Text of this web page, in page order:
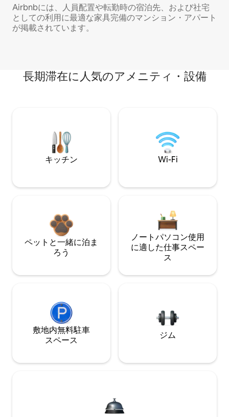
Airbnbには、人員配置や転勤時の宿泊先、および社宅
としての利用に最適な家具完備のマンション・アパート
が掲載されています。
長期滞在に人気のアメニティ・設備
キッチン Wi-Fi
ペットと一緒に泊ま
ろう
ノートパソコン使用
に適した仕事スペー
ス
敷地内無料駐⁠車
ス⁠ペ⁠ー⁠ス
ジム